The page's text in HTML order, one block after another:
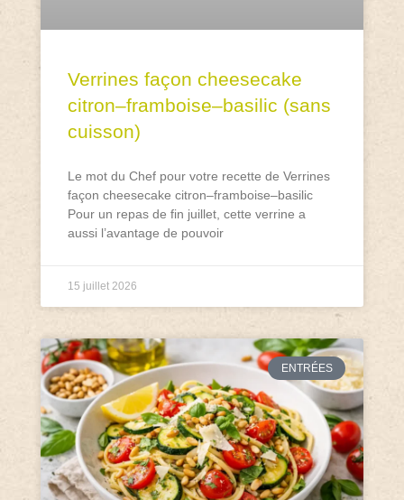
Verrines façon cheesecake
citron–framboise–basilic (sans
cuisson)
Le mot du Chef pour votre recette de Verrines
façon cheesecake citron–framboise–basilic
Pour un repas de fin juillet, cette verrine a
aussi l’avantage de pouvoir
15 juillet 2026
ENTRÉES